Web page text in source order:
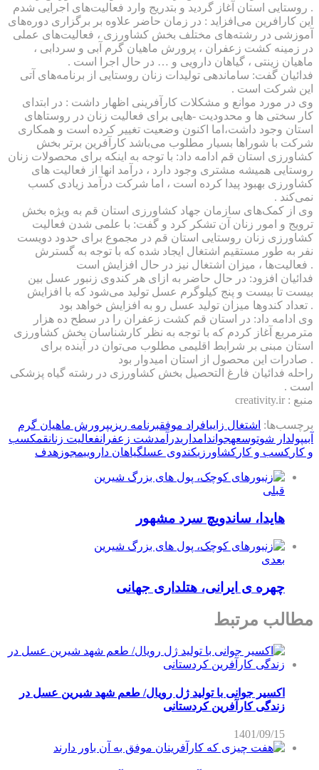
روستایی استان آغاز گردید و بتدریج وارد فعالیت‌های اجرایی شدم .
این کارافرین می‌افزاید : در زمان حاضر علاوه بر برگزاری دوره‌های
آموزشی در رشته‌های مختلف بخش کشاورزی ، فعالیت‌های عملی
در زمینه کشت زعفران ، پرورش ماهیان گرم آبی و سردابی ،
ماهیان زینتی ، گیاهان دارویی و … در حال اجرا است .
فدائیان گفت: ساماندهی تولیدات زنان روستایی از برنامه‌های آتی
این شرکت است .
وی در مورد موانع و مشکلات کارآفرینی اظهار داشت : در ابتدای
کار سختی ها و محدودیت -هایی برای فعالیت زنان در روستاهای
استان وجود داشت،اما اکنون وضعیت تغییر کرده است و همکاری
شرکت با شوراها بسیار مطلوب می‌باشد کارآفرین برتر بخش
کشاورزی استان قم ادامه داد: با توجه به اینکه برای محصولات زنان
روستایی همیشه مشتری وجود دارد ، درآمد انها از فعالیت های
کشاورزی بهبود پیدا کرده است ، اما شرکت درآمد زیادی کسب
نمی‌کند .
وی از کمک‌های سازمان جهاد کشاورزی استان قم به ویژه بخش
ترویج و امور زنان آن تشکر کرد و گفت: با علمی شدن فعالیت
نفر به طور مستقیم اشتغال ایجاد شده که با توجه به گسترش
فعالیت‌ها ، میزان اشتغال نیز در حال افزایش است .
بیست تا بیست و پنج کیلوگرم عسل تولید می‌شود که با افزایش
تعداد کندوها میزان تولید عسل رو به افزایش خواهد بود .
مترمربع آغاز کردم که با توجه به نظر کارشناسان بخش کشاورزی
استان مبنی بر شرابط اقلیمی مطلوب می‌توان در آینده برای
صادرات این محصول از استان امیدوار بود .
راحله فدائیان فارغ التحصیل بخش کشاورزی در رشته گیاه پزشکی
است .
منبع : creativity.ir
برچسب‌ها: اشتغال زاییافراد موفقبرنامه ریزیپرورش ماهیان گرم
آبیپولدار شوتوسعهجواندامداریدرآمدشت زعفرانفعالیت زنانقمكسب
و كار کسب و کار کشاورزیکندوی عسلگیاهان داروییمجوز هدف
قبلی
هایدا، ساندویچ سرد مشهور
بعدی
چهره ی ایرانی، هتلداری جهانی
مطالب مرتبط
اکسیر جوانی با تولید ژل رویال/ طعم شهد شیرین عسل‌ در
زندگی کارآفرین کردستانی
1401/09/15